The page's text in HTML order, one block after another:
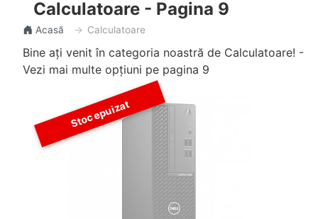
Calculatoare - Pagina 9
Acasă Calculatoare
Bine ați venit în categoria noastră de Calculatoare! -
Vezi mai multe opțiuni pe pagina 9
Stoc epuizat